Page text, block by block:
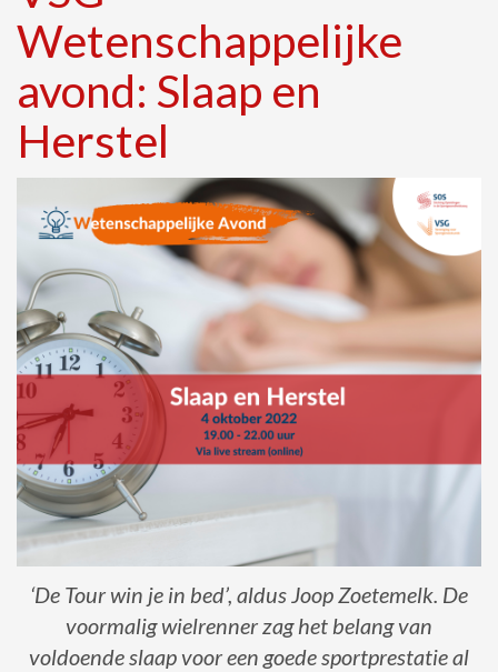
Wetenschappelijke
avond: Slaap en
Herstel
‘De Tour win je in bed’, aldus Joop Zoetemelk. De
voormalig wielrenner zag het belang van
voldoende slaap voor een goede sportprestatie al